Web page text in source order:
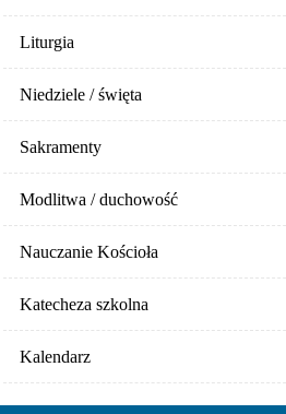
Liturgia
Niedziele / święta
Sakramenty
Modlitwa / duchowość
Nauczanie Kościoła
Katecheza szkolna
Kalendarz